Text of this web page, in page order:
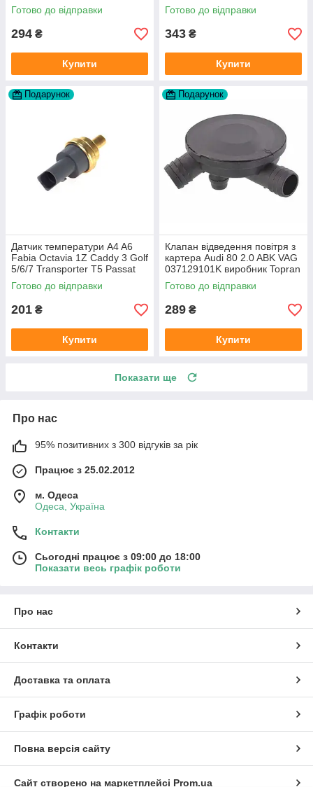
Готово до відправки
294 ₴
Купити
Готово до відправки
343 ₴
Купити
Подарунок
Датчик температури A4 A6
Fabia Octavia 1Z Caddy 3 Golf
5/6/7 Transporter T5 Passat
B6 (колір сірий)
Готово до відправки
201 ₴
Купити
Подарунок
Клапан відведення повітря з
картера Audi 80 2.0 ABK VAG
037129101K виробник Topran
Німеччина
Готово до відправки
289 ₴
Купити
Показати ще
Про нас
95% позитивних з 300 відгуків за рік
Працює з 25.02.2012
м. Одеса
Одеса, Україна
Контакти
Сьогодні працює з 09:00 до 18:00
Показати весь графік роботи
Про нас
Контакти
Доставка та оплата
Графік роботи
Повна версія сайту
Сайт створено на маркетплейсі Prom.ua